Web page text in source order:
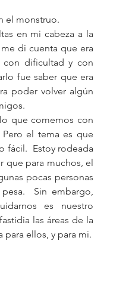
el monstruo.
en mi cabeza a la
di cuenta que era
con dificultad y con
fue saber que era
poder volver algún
que comemos con
el tema es que
fácil.  Estoy rodeada
que para muchos, el
pocas personas
Sin embargo,
es nuestro
las áreas de la
para ellos, y para mi.